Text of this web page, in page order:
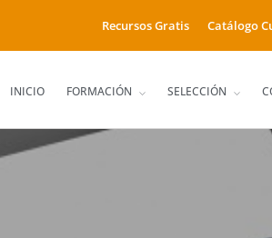
Recursos Gratis Catálogo
INICIO FORMACIÓN SELECCIÓN